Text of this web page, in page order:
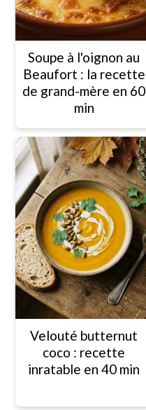
Soupe à l'oignon au
Beaufort : la recette
de grand-mère en 60
min
Velouté butternut
coco : recette
inratable en 40 min